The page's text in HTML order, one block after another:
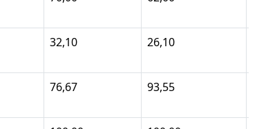
32,10 26,10
76,67 93,55